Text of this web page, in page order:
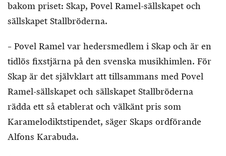
bakom priset: Skap, Povel Ramel-sällskapet och
sällskapet Stallbröderna.
– Povel Ramel var hedersmedlem i Skap och är en
tidlös fixstjärna på den svenska musikhimlen. För
Skap är det självklart att tillsammans med Povel
Ramel-sällskapet och sällskapet Stallbröderna
rädda ett så etablerat och välkänt pris som
Karamelodiktstipendet, säger Skaps ordförande
Alfons Karabuda.